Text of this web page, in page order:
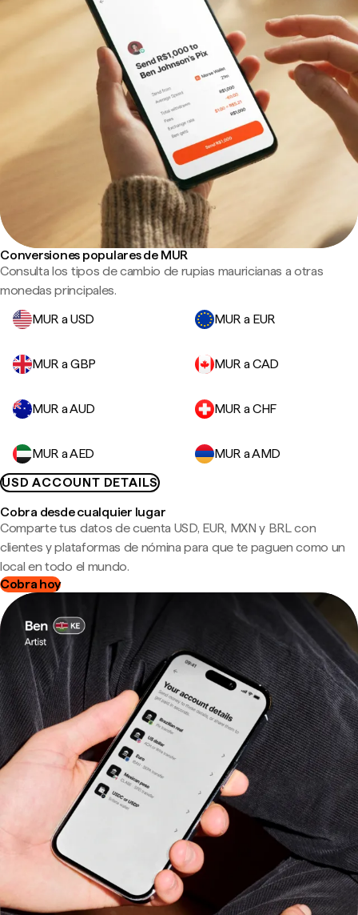
Conversiones populares de MUR
Consulta los tipos de cambio de rupias mauricianas a otras
monedas principales.
MUR a USD
MUR a EUR
MUR a GBP MUR a CAD
MUR a AUD MUR a CHF
MUR a AED
MUR a AMD
USD ACCOUNT DETAILS
Cobra desde cualquier lugar
Comparte tus datos de cuenta USD, EUR, MXN y BRL con
clientes y plataformas de nómina para que te paguen como un
local en todo el mundo.
Cobra hoy